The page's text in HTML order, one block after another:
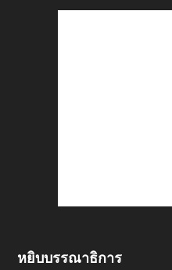
หยิบบรรณาธิการ